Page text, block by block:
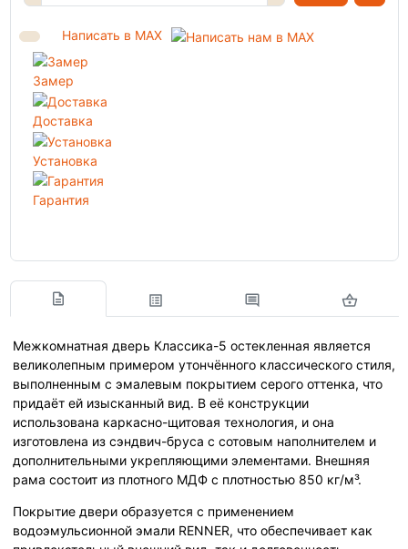
Написать в MAX
Замер
Доставка
Установка
Гарантия
Межкомнатная дверь Классика-5 остекленная является
великолепным примером утончённого классического стиля,
выполненным с эмалевым покрытием серого оттенка, что
придаёт ей изысканный вид. В её конструкции
использована каркасно-щитовая технология, и она
изготовлена из сэндвич-бруса с сотовым наполнителем и
дополнительными укрепляющими элементами. Внешняя
рама состоит из плотного МДФ с плотностью 850 кг/м³.
Покрытие двери образуется с применением
водоэмульсионной эмали RENNER, что обеспечивает как